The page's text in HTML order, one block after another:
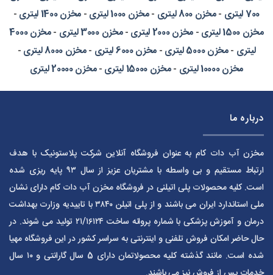
700 لیتری
-مخزن 800 لیتری -مخزن 1000 لیتری -مخزن 1400 لیتری
-
مخزن 1500 لیتری
-مخزن 2000 لیتری -مخزن 3000 لیتری -
مخزن 4000
لیتری-مخزن 5000 لیتری -مخزن 6000 لیتری -مخزن 8000 لیتری
-
مخزن 10000 لیتری
-مخزن 15000 لیتری -مخزن 20000 لیتری
درباره ما
مخزن آب دات کام به عنوان فروشگاه آنلاین شرکت پلاستونیک با هدف
ارتباط مستقیم و بی واسطه با مشتریان عزیز از سال ۹۳ پایه ریزی شده
است. کلیه محصولات پلی اتیلنی در فروشگاه مخزن آب دات کام دارای نشان
ملی استاندارد ایران می باشند و از پلی اتیلن ۳۸۴۰ با تاییدیه وزارت بهداشت
درمان و آموزش پزشکی با شماره پروانه ساخت ۲۱/۱۶۱۲۴ تولید می شوند. در
حال حاضر امکان فروش تلفنی و اینترنتی به سراسر کشور در این فروشگاه مهیا
شده است. مانند گذشته کلیه محصولاتمان دارای 5 سال گارانتی و ۱۰ سال